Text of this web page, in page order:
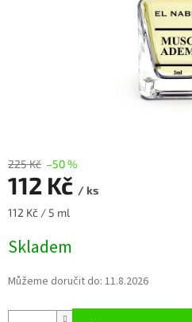
225 Kč –50 %
112 Kč / ks
Měrná
112 Kč / 5 ml
Skladem
Můžeme doručit do: 11.8.2026